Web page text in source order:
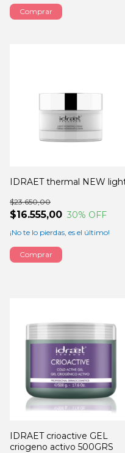
IDRAET thermal NEW
$16.555,00
$23.650,00
30% OFF
¡No te lo pierdas, es el último!
Comprar
IDRAET crioactive GEL
criogeno activo 500GRS